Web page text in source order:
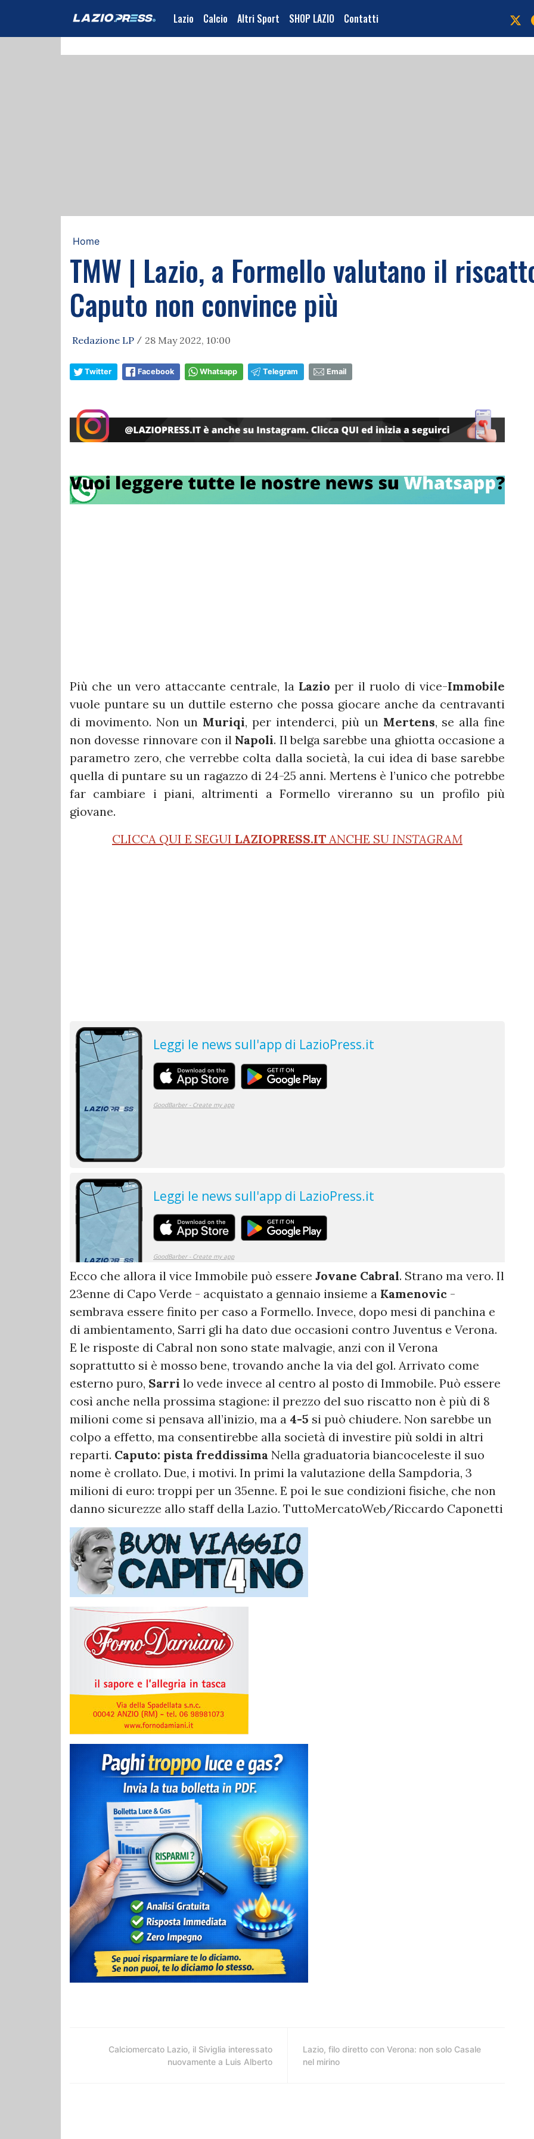
Lazio Calcio Altri Sport SHOP LAZIO Contatti
Home
TMW | Lazio, a Formello valutano il
Caputo non convince più
Redazione LP / 28 May 2022, 10:00
Twitter Facebook Whatsapp Telegram Email
Più che un vero attaccante centrale, la Lazio per il ruolo di vice-Immobile
vuole puntare su un duttile esterno che possa giocare anche da centravanti
di movimento. Non un Muriqi, per intenderci, più un Mertens, se alla fine
non dovesse rinnovare con il Napoli. Il belga sarebbe una ghiotta occasione a
parametro zero, che verrebbe colta dalla società, la cui idea di base sarebbe
quella di puntare su un ragazzo di 24-25 anni. Mertens è l’unico che potrebbe
far cambiare i piani, altrimenti a Formello vireranno su un profilo più
giovane.
CLICCA QUI E SEGUI LAZIOPRESS.IT ANCHE SU INSTAGRAM
Ecco che allora il vice Immobile può essere Jovane Cabral. Strano ma vero. Il
23enne di Capo Verde - acquistato a gennaio insieme a Kamenovic -
sembrava essere finito per caso a Formello. Invece, dopo mesi di panchina e
di ambientamento, Sarri gli ha dato due occasioni contro Juventus e Verona.
E le risposte di Cabral non sono state malvagie, anzi con il Verona
soprattutto si è mosso bene, trovando anche la via del gol. Arrivato come
esterno puro, Sarri lo vede invece al centro al posto di Immobile. Può essere
così anche nella prossima stagione: il prezzo del suo riscatto non è più di 8
milioni come si pensava all’inizio, ma a 4-5 si può chiudere. Non sarebbe un
colpo a effetto, ma consentirebbe alla società di investire più soldi in altri
reparti. Caputo: pista freddissima Nella graduatoria biancoceleste il suo
nome è crollato. Due, i motivi. In primi la valutazione della Sampdoria, 3
milioni di euro: troppi per un 35enne. E poi le sue condizioni fisiche, che non
danno sicurezze allo staff della Lazio. TuttoMercatoWeb/Riccardo Caponetti
Calciomercato Lazio, il Siviglia interessato
nuovamente a Luis Alberto
Lazio, filo diretto con Verona: non solo Casale
nel mirino